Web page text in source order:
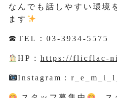
なんでも話しやすい環境
ます
☎TEL：03-3934-5575
HP： https://flicflac-
Instagram：